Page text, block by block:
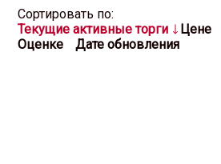
Cортировать по:
Текущие активные торги
Цене
Оценке
Дате обновления